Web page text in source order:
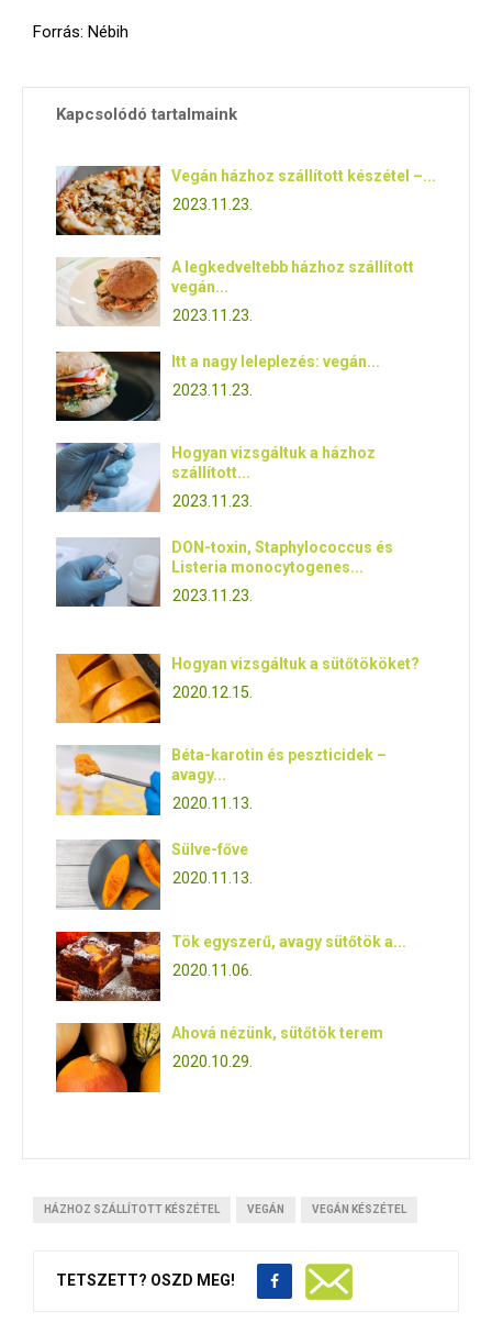
Forrás: Nébih
Kapcsolódó tartalmaink
Vegán házhoz szállított készétel –...
2023.11.23.
A legkedveltebb házhoz szállított
vegán...
2023.11.23.
Itt a nagy leleplezés: vegán...
2023.11.23.
Hogyan vizsgáltuk a házhoz
szállított...
2023.11.23.
DON-toxin, Staphylococcus és
Listeria monocytogenes...
2023.11.23.
Hogyan vizsgáltuk a sütőtököket?
2020.12.15.
Béta-karotin és peszticidek –
avagy...
2020.11.13.
Sülve-főve
2020.11.13.
Tök egyszerű, avagy sütőtök a...
2020.11.06.
Ahová nézünk, sütőtök terem
2020.10.29.
HÁZHOZ SZÁLLÍTOTT KÉSZÉTEL VEGÁN VEGÁN KÉSZÉTEL
TETSZETT? OSZD MEG!